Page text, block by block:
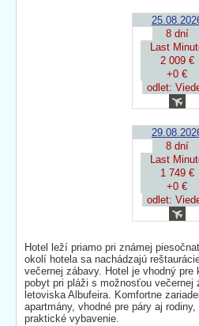
8 dní
Last
2 009 €
+0 €
odlet:
8 dní
Last
1 749 €
+0 €
odlet:
Hotel leží priamo pri známej
okolí hotela sa nachádzajú
večernej zábavy. Hotel je vhodný
pobyt pri pláži s možnosťou večernej
letoviska Albufeira. Komfortne
apartmány, vhodné pre páry aj
praktické vybavenie.